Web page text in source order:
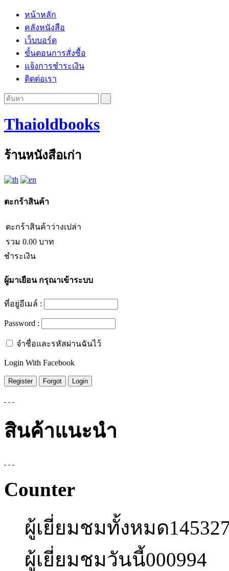
หน้าหลัก
คลังหนังสือ
เว็บบอร์ด
ขั้นตอนการสั่งซื้อ
แจ้งการชำระเงิน
ติดต่อเรา
Thaioldbooks
ร้านหนังสือเก่า
ตะกร้าสินค้า
ตะกร้าสินค้าว่างเปล่า
รวม 0.00 บาท
ชำระเงิน
ผู้มาเยือนกรุณาเข้าระบบ
ที่อยู่อีเมล์ :
Password :
จำชื่อและรหัสผ่านฉันไว้
Login With Facebook
สินค้าแนะนำ
Counter
ผู้เยี่ยมชมทั้งหมด
ผู้เยี่ยมชมวันนี้000994